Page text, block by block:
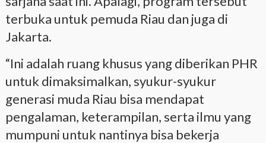
terbuka untuk pemuda Riau dan juga di
Jakarta.
“Ini adalah ruang khusus yang diberikan PHR
untuk dimaksimalkan, syukur-syukur
generasi muda Riau bisa mendapat
pengalaman, keterampilan, serta ilmu yang
mumpuni untuk nantinya bisa bekerja